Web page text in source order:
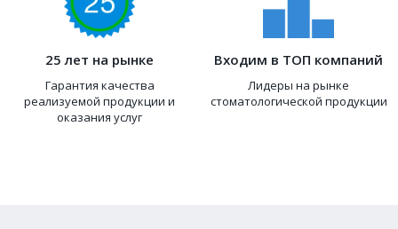
25 лет на рынке
Гарантия качества
реализуемой продукции и
оказания услуг
Входим в ТОП компаний
Лидеры на рынке
стоматологической продукции